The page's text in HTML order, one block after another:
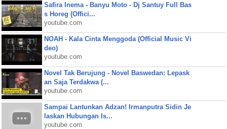
Safira Inema - Banyu Moto - Dj Santuy Full Bas
s Horeg (Offici...
youtube.com
NOAH - Kala Cinta Menggoda (Official Music Vi
deo)
youtube.com
Novel Tak Berujung - Novel Baswedan: Lepask
an Saja Terdakwa (...
youtube.com
Sampai Lantunkan Adzan! Irmanputra Sidin Je
laskan Hubungan Is...
youtube.com